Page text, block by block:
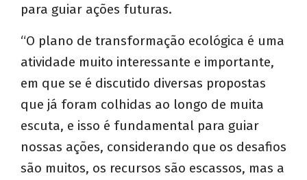
para guiar ações futuras.
“O plano de transformação ecológica é uma
atividade muito interessante e importante,
em que se é discutido diversas propostas
que já foram colhidas ao longo de muita
escuta, e isso é fundamental para guiar
nossas ações, considerando que os desafios
são muitos, os recursos são escassos, mas a